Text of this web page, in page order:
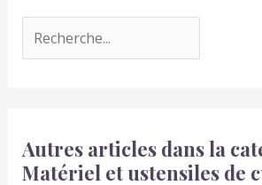
Autres articles dans la
Matériel et ustensiles de